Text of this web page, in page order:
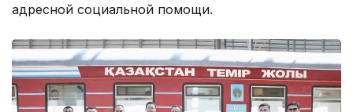
адресной социальной помощи.